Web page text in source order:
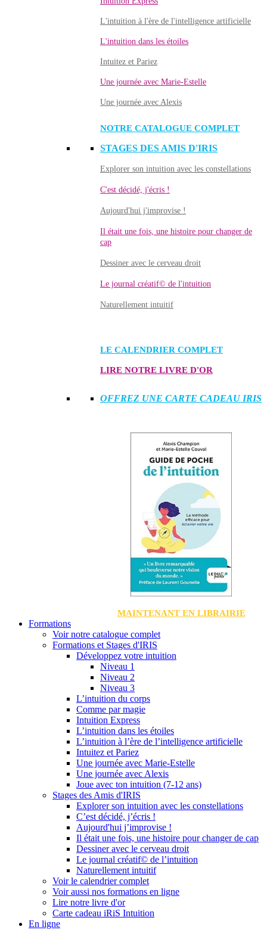
L'intuition à l'ère de l'intelligence artificielle
L'intuition dans les étoiles
Intuitez et Pariez
Une journée avec Marie-Estelle
Une journée avec Alexis
NOTRE CATALOGUE COMPLET
STAGES DES AMIS D'IRIS
Explorer son intuition avec les constellations
C'est décidé, j'écris !
Aujourd'hui j'improvise !
Il était une fois, une histoire pour changer de
cap
Dessiner avec le cerveau droit
Le journal créatif© de l'intuition
Naturellement intuitif
LE CALENDRIER COMPLET
LIRE NOTRE LIVRE D'OR
OFFREZ UNE CARTE CADEAU IRIS
MAINTENANT EN LIBRAIRIE
Formations
Voir notre catalogue complet
Formations et Stages d'IRIS
Développez votre intuition
Niveau 1
Niveau 2
Niveau 3
L’intuition du corps
Comme par magie
Intuition Express
L’intuition dans les étoiles
L’intuition à l’ère de l’intelligence artificielle
Intuitez et Pariez
Une journée avec Marie-Estelle
Une journée avec Alexis
Joue avec ton intuition (7-12 ans)
Stages des Amis d'IRIS
Explorer son intuition avec les constellations
C’est décidé, j’écris !
Aujourd'hui j’improvise !
Il était une fois, une histoire pour changer de cap
Dessiner avec le cerveau droit
Le journal créatif© de l’intuition
Naturellement intuitif
Voir le calendrier complet
Voir aussi nos formations en ligne
Lire notre livre d'or
Carte cadeau iRiS Intuition
En ligne